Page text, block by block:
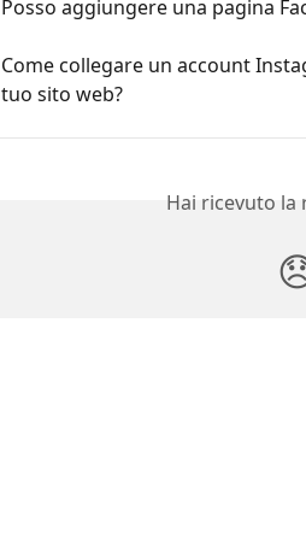
Posso aggiungere una pagina
Come collegare un account
tuo sito web?
Hai ricevuto la